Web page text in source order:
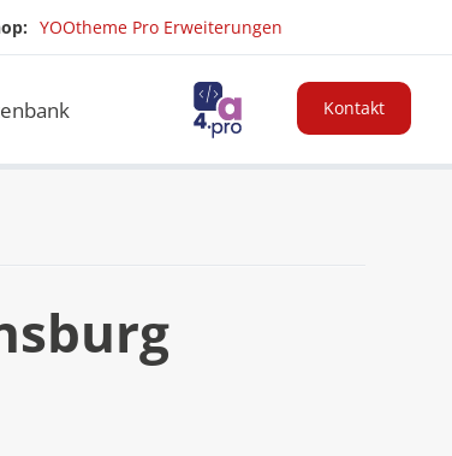
YOOtheme Pro Erweiterungen
Kontakt